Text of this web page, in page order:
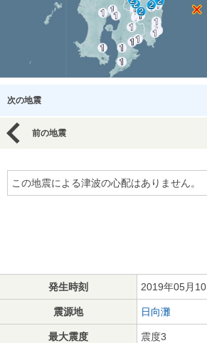
次の地震
前の地震
この地震による津波の心配はありません。
発生時刻 2019年05月
震源地 日向灘
最大震度 震度3